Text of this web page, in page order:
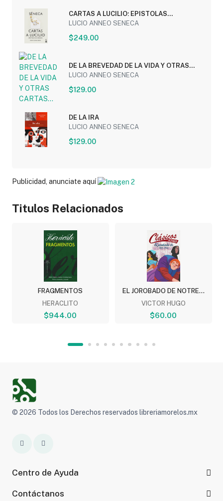
CARTAS A LUCILIO: EPISTOLAS
ESCOGIDAS
LUCIO ANNEO SENECA
$249.00
DE LA BREVEDAD DE LA VIDA Y OTRAS
CARTAS...
LUCIO ANNEO SENECA
$129.00
DE LA IRA
LUCIO ANNEO SENECA
$129.00
Publicidad, anunciate aquí
Titulos Relacionados
FRAGMENTOS
HERACLITO
$944.00
EL JOROBADO DE NOTRE...
VICTOR HUGO
$60.00
© 2026 Todos los Derechos reservados libreriamorelos.mx
Centro de Ayuda
Contáctanos